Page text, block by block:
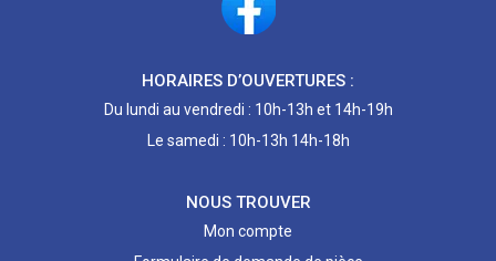
HORAIRES D’OUVERTURES :
Du lundi au vendredi : 10h-13h et 14h-19h
Le samedi : 10h-13h 14h-18h
NOUS TROUVER
Mon compte